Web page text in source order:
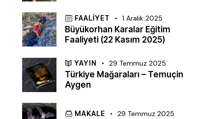
FAALIYET 1 Aralık 2025
Büyükorhan Karalar Eğitim
Faaliyeti (22 Kasım 2025)
YAYIN 29 Temmuz 2025
Türkiye Mağaraları – Temuçin
Aygen
MAKALE 29 Temmuz 2025